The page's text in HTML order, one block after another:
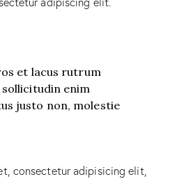
et lacus rutrum
enim
justo non, molestie
consectetur adipisicing elit,